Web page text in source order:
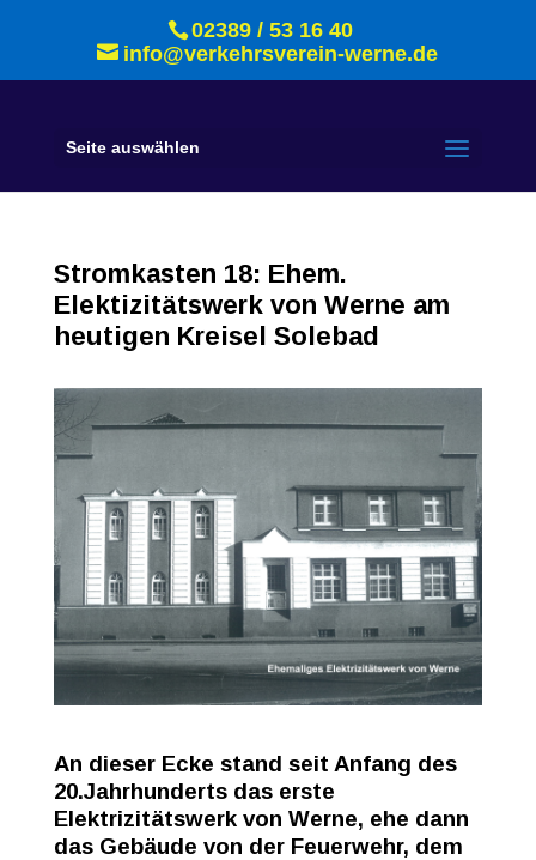
02389 / 53 16 40
info@verkehrsverein-werne.de
Seite auswählen
Stromkasten 18: Ehem.
Elektizitätswerk von Werne am
heutigen Kreisel Solebad
An dieser Ecke stand seit Anfang des
20.Jahrhunderts das erste
Elektrizitätswerk von Werne, ehe dann
das Gebäude von der Feuerwehr, dem